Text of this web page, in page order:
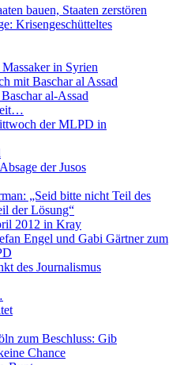
bauen, Staaten zerstören
Krisengeschütteltes
in Syrien
mit Baschar al Assad
al-Assad
der MLPD in
der Jusos
„Seid bitte nicht Teil des
der Lösung“
2012 in Kray
Engel und Gabi Gärtner zum
des Journalismus
zum Beschluss: Gib
Chance